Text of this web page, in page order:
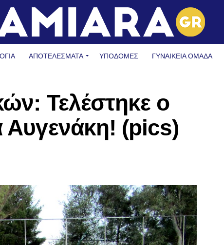
ΑΠΟΤΕΛΕΣΜΑΤΑ ΥΠΟΔΟΜΈΣ ΓΥΝΑΙΚΕΊΑ ΟΜΆΔΑ
Τελέστηκε ο
Αυγενάκη! (pics)